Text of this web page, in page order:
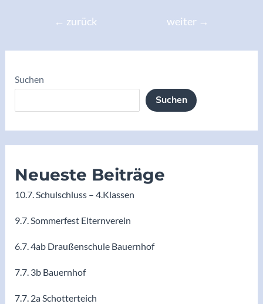
← zurück weiter →
Suchen
Suchen
Neueste Beiträge
10.7. Schulschluss – 4.Klassen
9.7. Sommerfest Elternverein
6.7. 4ab Draußenschule Bauernhof
7.7. 3b Bauernhof
7.7. 2a Schotterteich